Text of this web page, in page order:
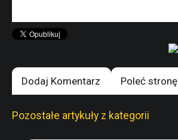
Dodaj Komentarz Poleć stronę
Pozostałe artykuły z kategorii